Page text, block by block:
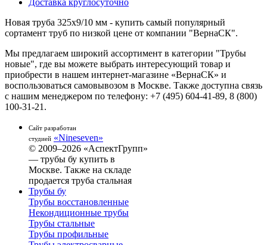
Новая труба 325х9/10 мм - купить самый популярный
сортамент труб по низкой цене от компании "ВернаСК".
Мы предлагаем широкий ассортимент в категории "Трубы
новые", где вы можете выбрать интересующий товар и
приобрести в нашем интернет-магазине «ВернаСК» и
воспользоваться самовывозом в Москве. Также доступна связь
с нашим менеджером по телефону: +7 (495) 604-41-89, 8 (800)
100-31-21.
Сайт разработан
студией «Nineseven»
© 2009–2026 «АспектГрупп»
— трубы бу купить в
Москве. Также на складе
продается труба стальная
Трубы бу
Трубы восстановленные
Некондиционные трубы
Трубы стальные
Трубы профильные